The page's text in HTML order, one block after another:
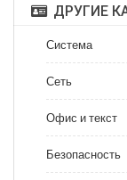
ДРУГИЕ
Система
Сеть
Офис и текст
Безопасность